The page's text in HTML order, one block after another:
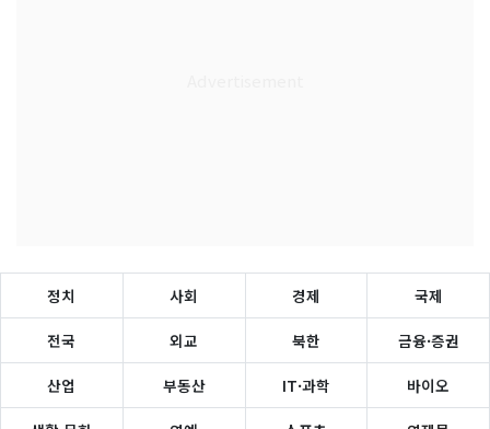
정치 사회 경제 국제
전국 외교 북한 금융·증권
산업 부동산 IT·과학 바이오